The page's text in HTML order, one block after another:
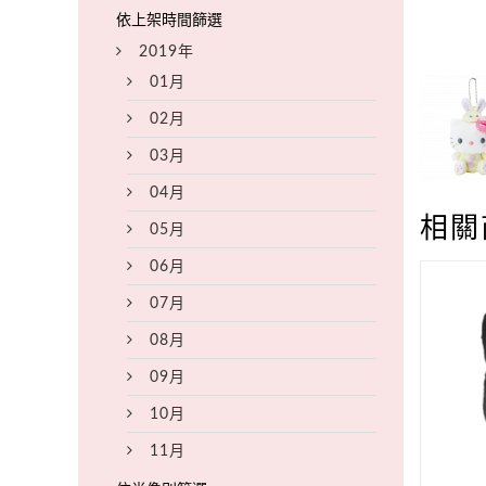
相
2019年
01月
02月
03月
04月
05月
06月
07月
08月
09月
10月
11月